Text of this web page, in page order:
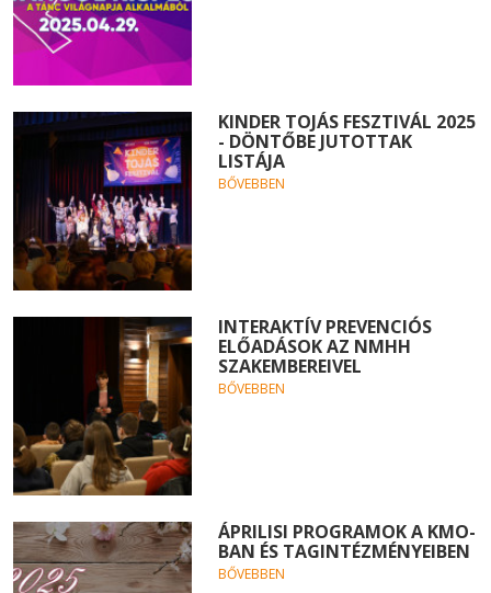
KINDER TOJÁS FESZTIVÁL 2025
- DÖNTŐBE JUTOTTAK
LISTÁJA
BŐVEBBEN
INTERAKTÍV PREVENCIÓS
ELŐADÁSOK AZ NMHH
SZAKEMBEREIVEL
BŐVEBBEN
ÁPRILISI PROGRAMOK A KMO-
BAN ÉS TAGINTÉZMÉNYEIBEN
BŐVEBBEN